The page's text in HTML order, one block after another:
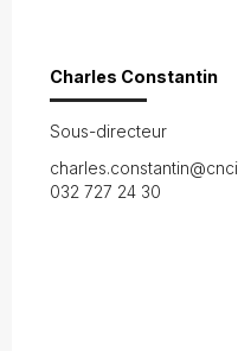
Charles Constantin
Sous-directeur
032 727 24 30